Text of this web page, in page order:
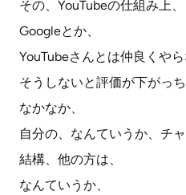
その、YouTubeの仕組み上、
Googleとか、
YouTubeさんとは仲良くや
そうしないと評価が下がっち
なかなか、
自分の、なんていうか、チ
結構、他の方は、
なんていうか、